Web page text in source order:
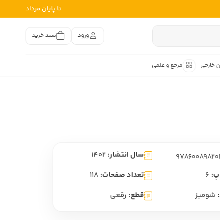
تا پایان مرداد
ورود سبد خرید
خارجی مرجع و علمی
فارسی
متون کهن
سال انتشار: 1402
6 تعداد صفحات: 118
شومیز قطع: رقعی